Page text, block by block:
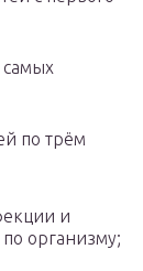
по трём
и
организму;